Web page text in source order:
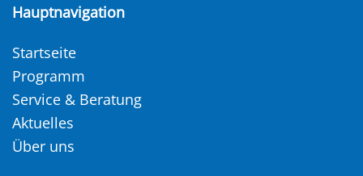
Hauptnavigation
Startseite
Programm
Service & Beratung
Aktuelles
Über uns